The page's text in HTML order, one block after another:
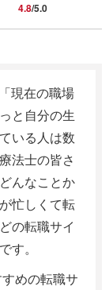
4.8/5.0
現在の職場
と自分の生
いる人は数
法士の皆さ
んなことか
忙しくて転
の転職サイ
す。
めの転職サ